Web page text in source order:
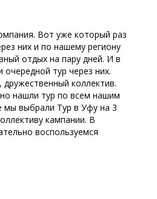
Вот уже который раз
них и по нашему региону
отдых на пару дней. И в
очередной тур через них.
коллектив.
нашли тур по всем нашим
мы выбрали Тур в Уфу на 3
кампании. В
воспользуемся